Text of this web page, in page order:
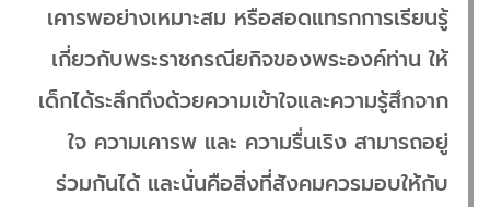
เคารพอย่างเหมาะสม หรือสอดแทรกการเรียนรู้
เกี่ยวกับพระราชกรณียกิจของพระองค์ท่าน ให้
เด็กได้ระลึกถึงด้วยความเข้าใจและความรู้สึกจาก
ใจ ความเคารพ และ ความรื่นเริง สามารถอยู่
ร่วมกันได้ และนั่นคือสิ่งที่สังคมควรมอบให้กับ